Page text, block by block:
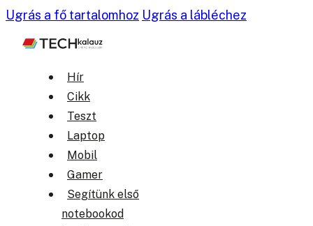
Ugrás a fő tartalomhoz Ugrás a lábléchez
Hír
Cikk
Teszt
Laptop
Mobil
Gamer
Segítünk első
notebookod